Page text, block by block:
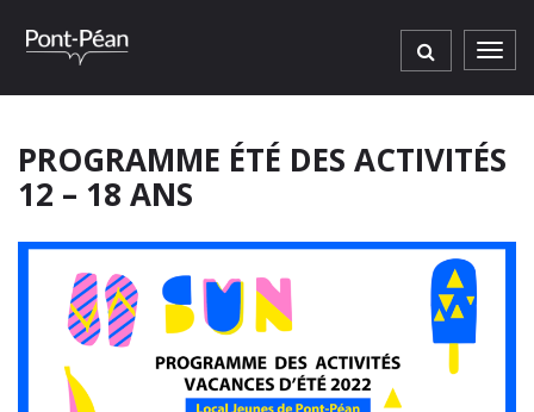
PROGRAMME ÉTÉ DES ACTIVITÉS
12 – 18 ANS